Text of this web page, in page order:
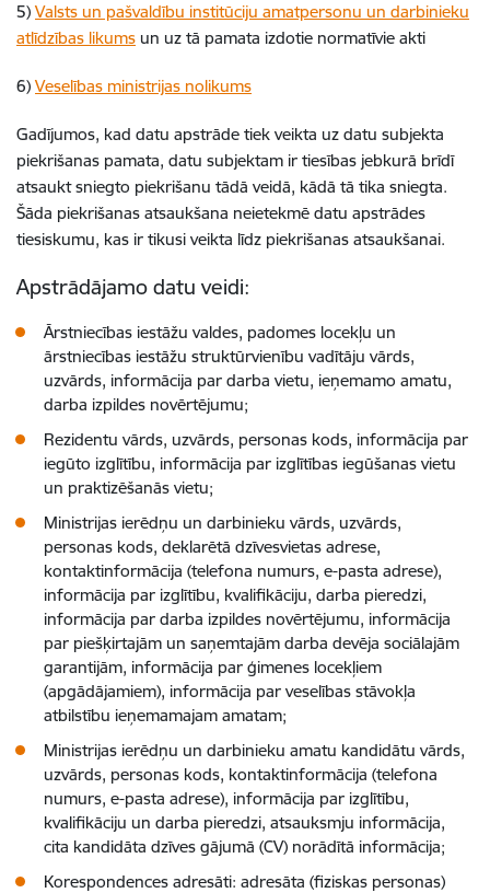
5) Valsts un pašvaldību institūciju amatpersonu un darbinieku
atlīdzības likums un uz tā pamata izdotie normatīvie akti
6) Veselības ministrijas nolikums
Gadījumos, kad datu apstrāde tiek veikta uz datu subjekta
piekrišanas pamata, datu subjektam ir tiesības jebkurā brīdī
atsaukt sniegto piekrišanu tādā veidā, kādā tā tika sniegta.
Šāda piekrišanas atsaukšana neietekmē datu apstrādes
tiesiskumu, kas ir tikusi veikta līdz piekrišanas atsaukšanai.
Apstrādājamo datu veidi:
Ārstniecības iestāžu valdes, padomes locekļu un
ārstniecības iestāžu struktūrvienību vadītāju vārds,
uzvārds, informācija par darba vietu, ieņemamo amatu,
darba izpildes novērtējumu;
Rezidentu vārds, uzvārds, personas kods, informācija par
iegūto izglītību, informācija par izglītības iegūšanas vietu
un praktizēšanās vietu;
Ministrijas ierēdņu un darbinieku vārds, uzvārds,
personas kods, deklarētā dzīvesvietas adrese,
kontaktinformācija (telefona numurs, e-pasta adrese),
informācija par izglītību, kvalifikāciju, darba pieredzi,
informācija par darba izpildes novērtējumu, informācija
par piešķirtajām un saņemtajām darba devēja sociālajām
garantijām, informācija par ģimenes locekļiem
(apgādājamiem), informācija par veselības stāvokļa
atbilstību ieņemamajam amatam;
Ministrijas ierēdņu un darbinieku amatu kandidātu vārds,
uzvārds, personas kods, kontaktinformācija (telefona
numurs, e-pasta adrese), informācija par izglītību,
kvalifikāciju un darba pieredzi, atsauksmju informācija,
cita kandidāta dzīves gājumā (CV) norādītā informācija;
Korespondences adresāti: adresāta (fiziskas personas)